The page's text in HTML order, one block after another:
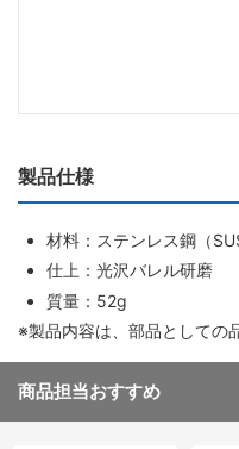
製品仕様
材料：ステンレス鋼（
仕上：光沢バレル研磨
質量：52g
※製品内容は、部品としての
商品担当おすすめ